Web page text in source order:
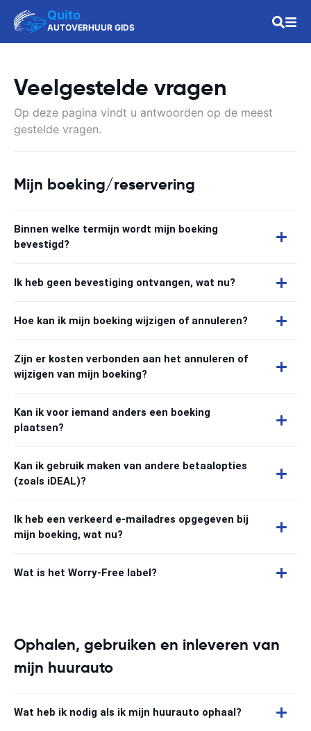
Quito
AUTOVERHUUR GIDS
Veelgestelde vragen
Op deze pagina vindt u antwoorden op de meest
gestelde vragen.
Mijn boeking/reservering
Binnen welke termijn wordt mijn boeking
bevestigd?
Ik heb geen bevestiging ontvangen, wat nu?
Hoe kan ik mijn boeking wijzigen of annuleren?
Zijn er kosten verbonden aan het annuleren of
wijzigen van mijn boeking?
Kan ik voor iemand anders een boeking
plaatsen?
Kan ik gebruik maken van andere betaalopties
(zoals iDEAL)?
Ik heb een verkeerd e-mailadres opgegeven bij
mijn boeking, wat nu?
Wat is het Worry-Free label?
Ophalen, gebruiken en inleveren van
mijn huurauto
Wat heb ik nodig als ik mijn huurauto ophaal?